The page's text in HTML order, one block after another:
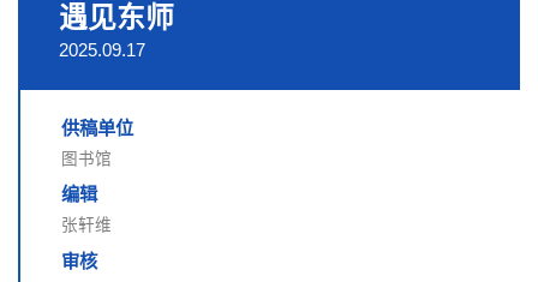
遇见东师
2025.09.17
供稿单位
图书馆
编辑
张轩维
审核